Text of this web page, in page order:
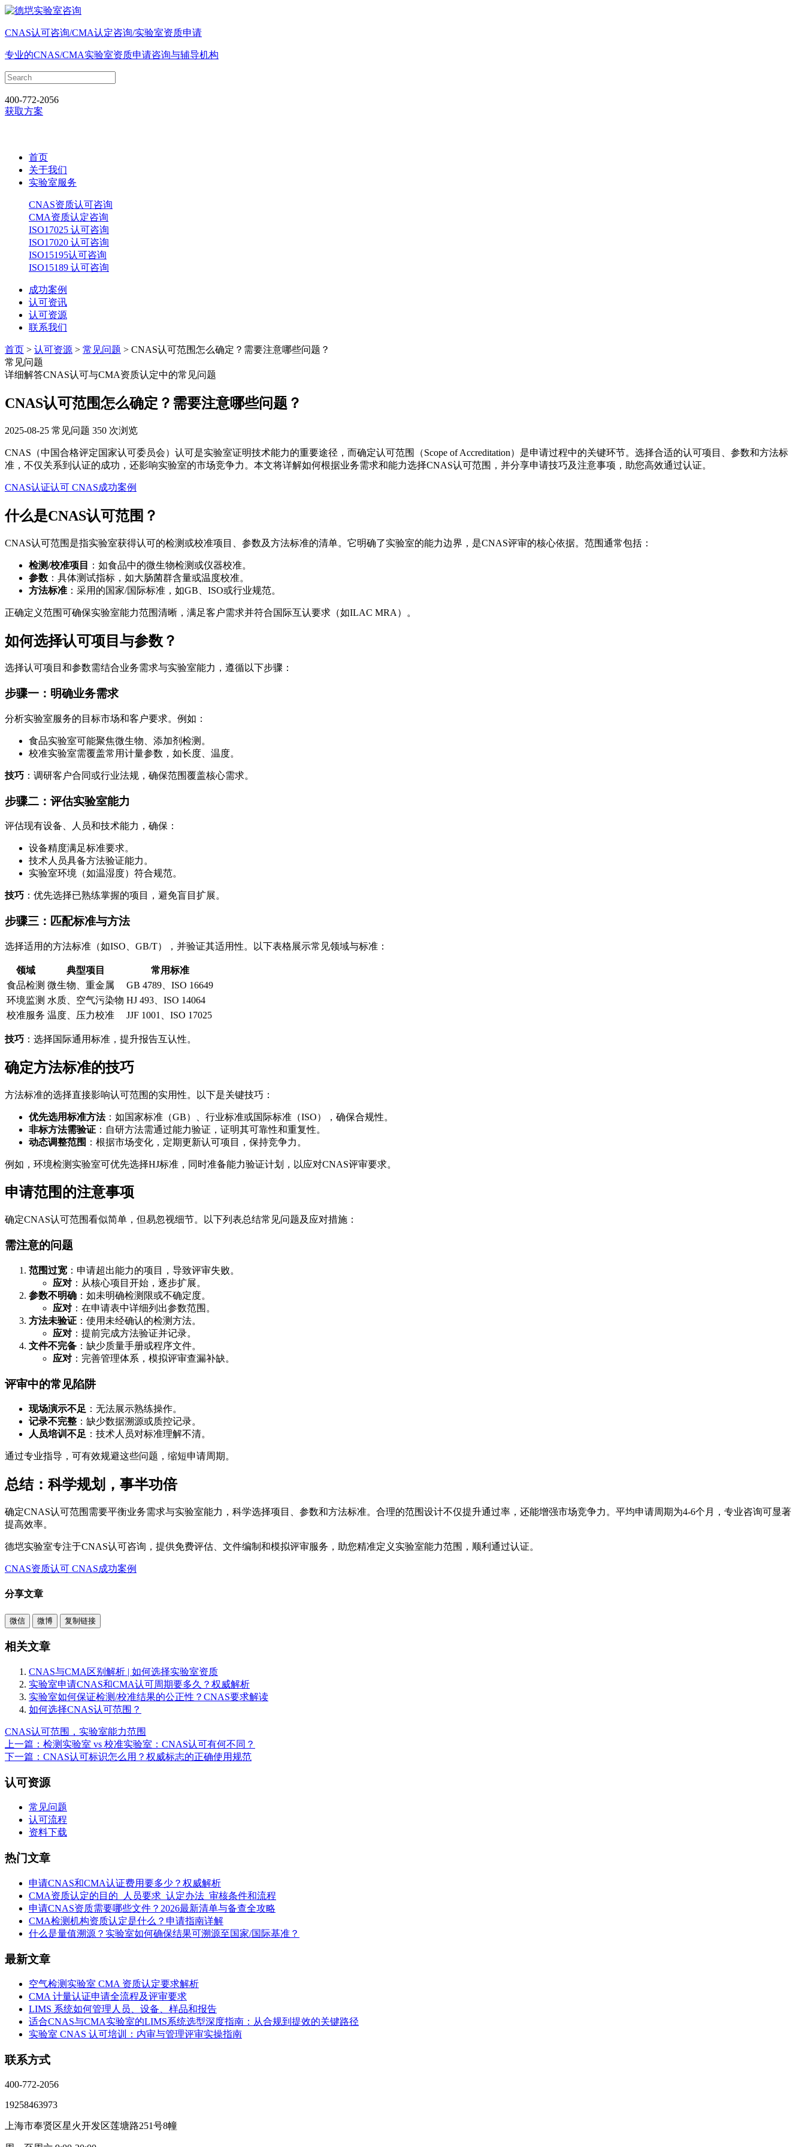
CNAS认可咨询/CMA认定咨询/实验室资质申请
专业的CNAS/CMA实验室资质申请咨询与辅导机构
400-772-2056
获取方案
首页
关于我们
实验室服务
CNAS资质认可咨询
CMA资质认定咨询
ISO17025 认可咨询
ISO17020 认可咨询
ISO15195认可咨询
ISO15189 认可咨询
成功案例
认可资讯
认可资源
联系我们
首页 > 认可资源 > 常见问题 > CNAS认可范围怎么确定？需要注意哪些问题？
常见问题
详细解答CNAS认可与CMA资质认定中的常见问题
CNAS认可范围怎么确定？需要注意哪些问题？
2025-08-25 常见问题 350 次浏览
CNAS（中国合格评定国家认可委员会）认可是实验室证明技术能力的重要途径，而确定认可范围（Scope of Accreditation）是申请过程中的关键环节。选择合适的认可项目、参数和方法标
准，不仅关系到认证的成功，还影响实验室的市场竞争力。本文将详解如何根据业务需求和能力选择CNAS认可范围，并分享申请技巧及注意事项，助您高效通过认证。
CNAS认证认可 CNAS成功案例
什么是CNAS认可范围？
CNAS认可范围是指实验室获得认可的检测或校准项目、参数及方法标准的清单。它明确了实验室的能力边界，是CNAS评审的核心依据。范围通常包括：
检测/校准项目
：如食品中的微生物检测或仪器校准。
参数 ：具体测试指标，如大肠菌群含量或温度校准。
方法标准 ：采用的国家/国际标准，如GB、ISO或行业规范。
正确定义范围可确保实验室能力范围清晰，满足客户需求并符合国际互认要求（如ILAC MRA）。
如何选择认可项目与参数？
选择认可项目和参数需结合业务需求与实验室能力，遵循以下步骤：
步骤一：明确业务需求
分析实验室服务的目标市场和客户要求。例如：
食品实验室可能聚焦微生物、添加剂检测。
校准实验室需覆盖常用计量参数，如长度、温度。
技巧 ：调研客户合同或行业法规，确保范围覆盖核心需求。
步骤二：评估实验室能力
评估现有设备、人员和技术能力，确保：
设备精度满足标准要求。
技术人员具备方法验证能力。
实验室环境（如温湿度）符合规范。
技巧 ：优先选择已熟练掌握的项目，避免盲目扩展。
步骤三：匹配标准与方法
选择适用的方法标准（如ISO、GB/T），并验证其适用性。以下表格展示常见领域与标准：
领域 典型项目
常用标准
食品检测 微生物、重金属
GB 4789、ISO 16649
环境监测 水质、空气污染物 HJ 493、ISO 14064
校准服务 温度、压力校准 JJF 1001、ISO 17025
技巧 ：选择国际通用标准，提升报告互认性。
确定方法标准的技巧
方法标准的选择直接影响认可范围的实用性。以下是关键技巧：
优先选用标准方法：如国家标准（GB）、行业标准或国际标准（ISO），确保合规性。
非标方法需验证 ：自研方法需通过能力验证，证明其可靠性和重复性。
动态调整范围 ：根据市场变化，定期更新认可项目，保持竞争力。
例如，环境检测实验室可优先选择HJ标准，同时准备能力验证计划，以应对CNAS评审要求。
申请范围的注意事项
确定CNAS认可范围看似简单，但易忽视细节。以下列表总结常见问题及应对措施：
需注意的问题
范围过宽 ：申请超出能力的项目，导致评审失败。
应对 ：从核心项目开始，逐步扩展。
参数不明确 ：如未明确检测限或不确定度。
应对 ：在申请表中详细列出参数范围。
方法未验证 ：使用未经确认的检测方法。
应对 ：提前完成方法验证并记录。
文件不完备 ：缺少质量手册或程序文件。
应对 ：完善管理体系，模拟评审查漏补缺。
评审中的常见陷阱
现场演示不足 ：无法展示熟练操作。
记录不完整 ：缺少数据溯源或质控记录。
人员培训不足 ：技术人员对标准理解不清。
通过专业指导，可有效规避这些问题，缩短申请周期。
总结：科学规划，事半功倍
确定CNAS认可范围需要平衡业务需求与实验室能力，科学选择项目、参数和方法标准。合理的范围设计不仅提升通过率，还能增强市场竞争力。平均申请周期为4-6个月，专业咨询可显著
提高效率。
德垲实验室专注于CNAS认可咨询，提供免费评估、文件编制和模拟评审服务，助您精准定义实验室能力范围，顺利通过认证。
CNAS资质认可 CNAS成功案例
分享文章
微信 微博 复制链接
相关文章
CNAS与CMA区别解析 | 如何选择实验室资质
实验室申请CNAS和CMA认可周期要多久？权威解析
实验室如何保证检测/校准结果的公正性？CNAS要求解读
如何选择CNAS认可范围？
CNAS认可范围，实验室能力范围
上一篇：检测实验室 vs 校准实验室：CNAS认可有何不同？
下一篇：CNAS认可标识怎么用？权威标志的正确使用规范
认可资源
常见问题
认可流程
资料下载
热门文章
申请CNAS和CMA认证费用要多少？权威解析
CMA资质认定的目的_人员要求_认定办法_审核条件和流程
申请CNAS资质需要哪些文件？2026最新清单与备查全攻略
CMA检测机构资质认定是什么？申请指南详解
什么是量值溯源？实验室如何确保结果可溯源至国家/国际基准？
最新文章
空气检测实验室 CMA 资质认定要求解析
CMA 计量认证申请全流程及评审要求
LIMS 系统如何管理人员、设备、样品和报告
适合CNAS与CMA实验室的LIMS系统选型深度指南：从合规到提效的关键路径
实验室 CNAS 认可培训：内审与管理评审实操指南
联系方式
400-772-2056
19258463973
上海市奉贤区星火开发区莲塘路251号8幢